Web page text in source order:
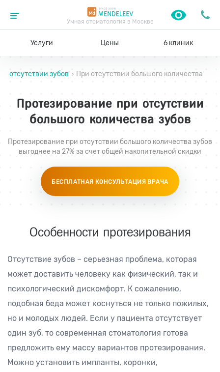
Умная стоматология в Москве
Услуги Цены 6 клиник
отсутствии зубов › При отсутствии большого количества
Протезирование при отсутствии
большого количества зубов
Протезирование при отсутствии большого количества зубов
выгоднее на 27% за счет общей накопительной скидки
БЕСПЛАТНАЯ КОНСУЛЬТАЦИЯ ВРАЧА
Особенности протезирования
Отсутствие зубов – серьезная проблема, которая
может доставить человеку как физический, так и
психологический дискомфорт. К сожалению,
подобная беда может коснуться не только пожилых,
но и молодых людей. Если у пациента отсутствует
один зуб, то современная стоматология готова
предложить ему массу вариантов протезирования.
Можно установить импланты, коронки,